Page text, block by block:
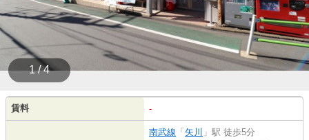
1 / 4
賃料 -
南武線 「 矢川 」駅 徒歩5分